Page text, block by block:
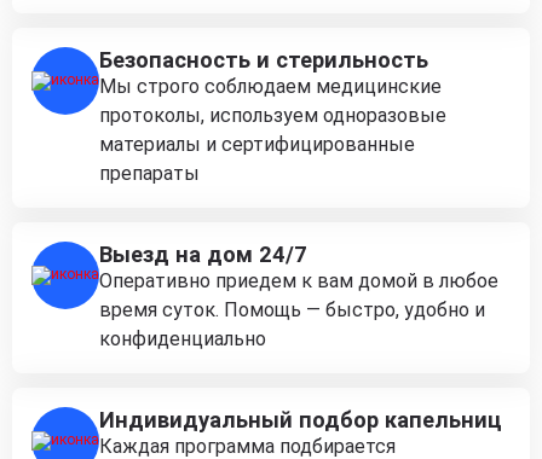
Безопасность и стерильность
Мы строго соблюдаем медицинские
протоколы, используем одноразовые
материалы и сертифицированные
препараты
Выезд на дом 24/7
Оперативно приедем к вам домой в любое
время суток. Помощь — быстро, удобно и
конфиденциально
Индивидуальный подбор капельниц
Каждая программа подбирается